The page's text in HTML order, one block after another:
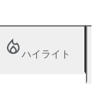
ハイライト